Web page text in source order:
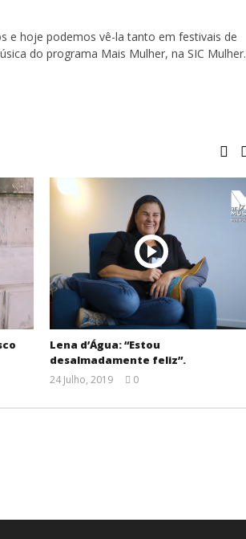
e hoje podemos vê-la tanto em festivais de
do programa Mais Mulher, na SIC Mulher.
Lena d’Água: “Estou
desalmadamente feliz”.
24 Julho, 2019
Ventura
0